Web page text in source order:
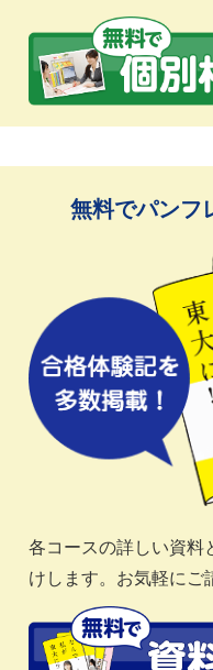
無料でパンフ
各コースの詳しい資料
けします。お気軽にご